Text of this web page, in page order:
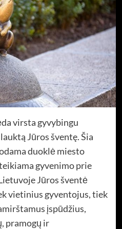
virsta gyvybingu
Jūros šventę. Šia
duoklė miesto
gyvenimo prie
Jūros šventė
vietinius gyventojus, tiek
įspūdžius,
pramogų ir